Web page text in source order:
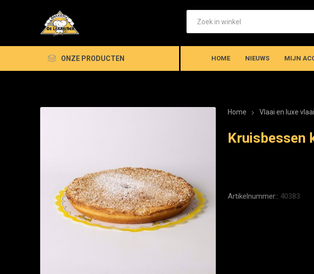
ONZE PRODUCTEN HOME NIEUWS MIJN
Home Vlaai en luxe vlaai
Kruisbessen
Artikelnummer:: 40383